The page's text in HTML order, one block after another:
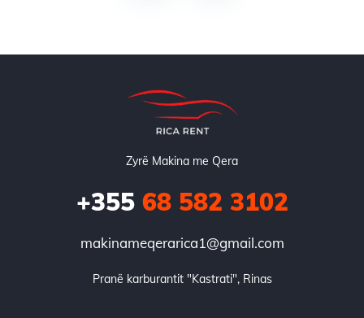
Zyrë Makina me Qera
+35568 582 3102
makinameqerarica1@gmail.com
Pranë karburantit "Kastrati", Rinas